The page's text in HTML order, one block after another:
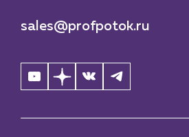
sales@profpotok.ru